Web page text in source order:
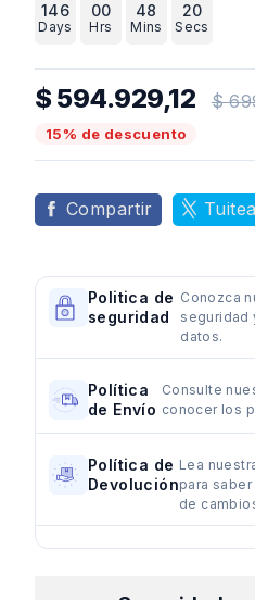
146
Days
00
Hrs
48
Mins
19
Secs
$ 594.929,12 $
15% de descuento
Compartir
Politica de
seguridad
Conozca
seguridad
datos.
Política
de Envío
Consulte
conocer los
Política de
Devolución
Lea
para
de